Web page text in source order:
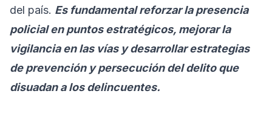
del país. Es fundamental reforzar la presencia
policial en puntos estratégicos, mejorar la
vigilancia en las vías y desarrollar estrategias
de prevención y persecución del delito que
disuadan a los delincuentes.